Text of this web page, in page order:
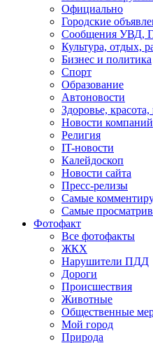
Официально
Городские
Сообщения УВД,
Культура, отдых,
Бизнес и политика
Спорт
Образование
Автоновости
Здоровье, красота,
Новости компаний
Религия
IT-новости
Калейдоскоп
Новости сайта
Пресс-релизы
Самые
Самые
Фотофакт
Все фотофакты
ЖКХ
Нарушители ПДД
Дороги
Происшествия
Животные
Общественные
Мой город
Природа